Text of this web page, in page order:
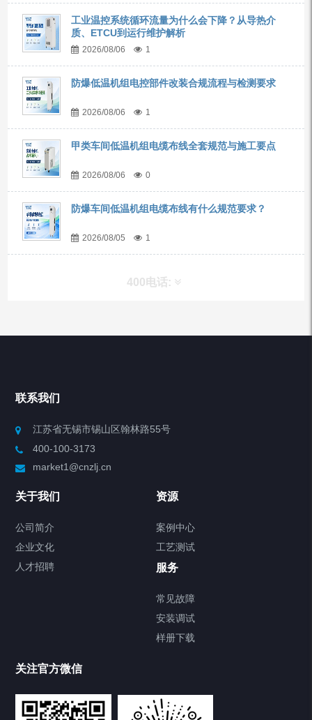
工业温控系统循环流量为什么会下降？从导热介
质、ETCU到运行维护解析
2026/08/06 1
防爆低温机组电控部件改装合规流程与检测要求
2026/08/06 1
甲类车间低温机组电缆布线全套规范与施工要点
2026/08/06 0
防爆车间低温机组电缆布线有什么规范要求？
2026/08/05 1
400电话:
产品分类
制冷加热动态控温系统
Chiller气体控温系统
Chamber试验箱
TCU温度控制单元
联系我们
江苏省无锡市锡山区翰林路55号
400-100-3173
market1@cnzlj.cn
关于我们
公司简介
企业文化
人才招聘
资源
案例中心
工艺测试
服务
常见故障
安装调试
样册下载
关注官方微信